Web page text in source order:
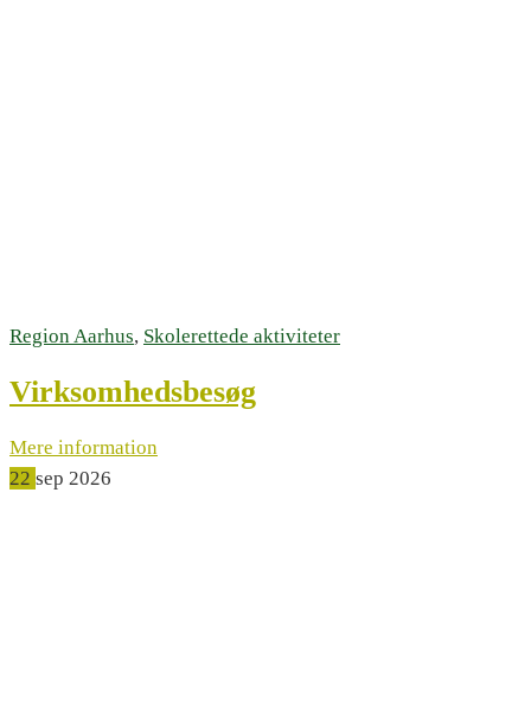
Region Aarhus, Skolerettede aktiviteter
Virksomhedsbesøg
Mere information
22 sep 2026